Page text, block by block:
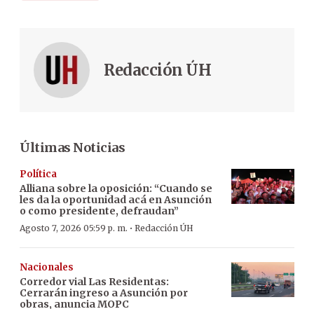
Redacción ÚH
Últimas Noticias
Política
Alliana sobre la oposición: “Cuando se
les da la oportunidad acá en Asunción
o como presidente, defraudan”
Agosto 7, 2026 05:59 p. m. · Redacción ÚH
Nacionales
Corredor vial Las Residentas:
Cerrarán ingreso a Asunción por
obras, anuncia MOPC